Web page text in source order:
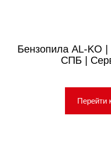
Бензопила AL-KO |
СПБ |
Перейти